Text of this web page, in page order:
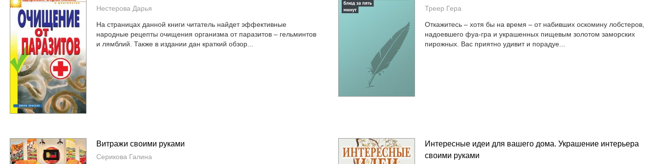
Нестерова Дарья
На страницах данной книги читатель найдет эффективные
народные рецепты очищения организма от паразитов – гельминтов
и лямблий. Также в издании дан краткий обзор...
Треер Гера
Откажитесь – хотя бы на время – от набивших оскомину лобстеров,
надоевшего фуа-гра и украшенных пищевым золотом заморских
пирожных. Вас приятно удивит и порадуе...
Витражи своими руками
Серикова Галина
Интересные идеи для вашего дома. Украшение интерьера
своими руками